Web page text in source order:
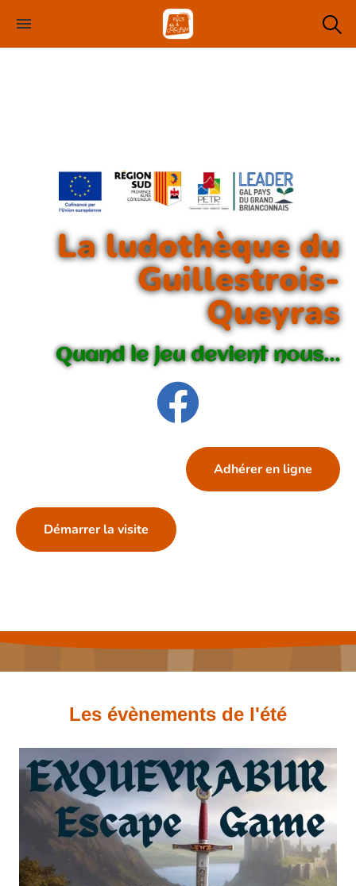
La ludothèque du
Guillestrois-
Queyras
Quand le jeu devient nous...
Adhérer en ligne
Démarrer la visite
Les évènements de l'été